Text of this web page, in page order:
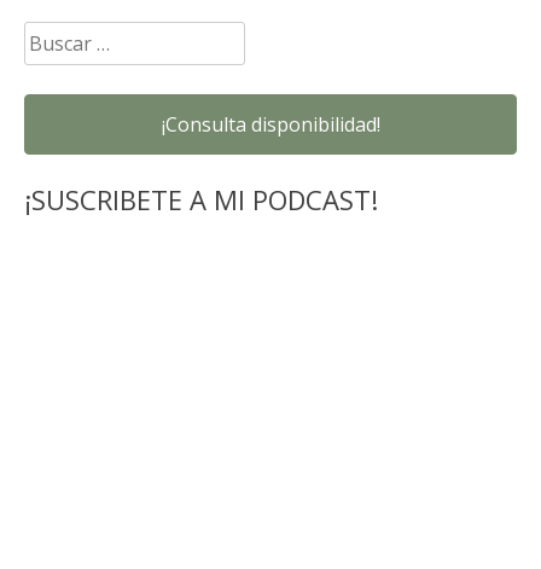
Buscar:
¡Consulta disponibilidad!
¡SUSCRIBETE A MI PODCAST!